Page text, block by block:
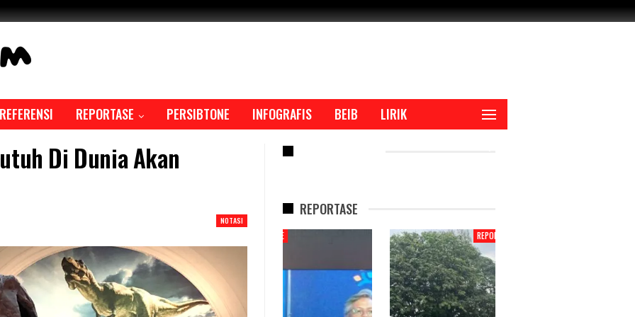
REFERENSI REPORTASE PERSIBTONE INFOGRAFIS BEIB LIRIK
Di Dunia Akan
NOTASI
REPORTASE
REPORTASE